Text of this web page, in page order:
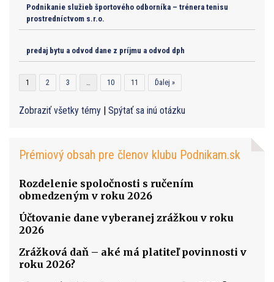
Podnikanie služieb športového odborníka – trénera tenisu
prostredníctvom s.r.o.
predaj bytu a odvod dane z príjmu a odvod dph
1 2 3 … 10 11 Ďalej »
Zobraziť všetky témy | Spýtať sa inú otázku
Prémiový obsah pre členov klubu Podnikam.sk
Rozdelenie spoločnosti s ručením
obmedzeným v roku 2026
Účtovanie dane vyberanej zrážkou v roku
2026
Zrážková daň – aké má platiteľ povinnosti v
roku 2026?